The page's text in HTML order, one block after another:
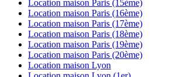
Location maison Paris (15ème)
Location maison Paris (16ème)
Location maison Paris (17ème)
Location maison Paris (18ème)
Location maison Paris (19ème)
Location maison Paris (20ème)
Location maison Lyon